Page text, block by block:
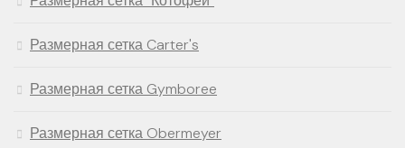
Размерная сетка Carter's
Размерная сетка Gymboree
Размерная сетка Obermeyer